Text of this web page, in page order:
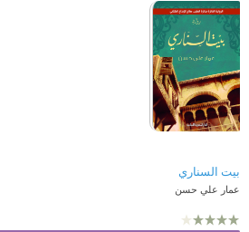
بيت السناري
عمار علي حسن